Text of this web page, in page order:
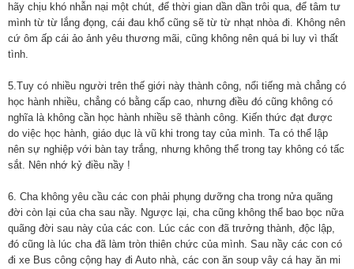
hãy chịu khó nhẫn nại một chút, để thời gian dần dần trôi qua, để tâm tư
mình từ từ lắng đọng, cái đau khổ cũng sẽ từ từ nhạt nhòa đi. Không nên
cứ ôm ấp cái ảo ảnh yêu thương mãi, cũng không nên quá bi luy vì thất
tình.
5.Tuy có nhiều người trên thế giới này thành công, nổi tiếng mà chẳng có
học hành nhiều, chẳng có bằng cấp cao, nhưng điều đó cũng không có
nghĩa là không cần học hành nhiều sẽ thành công. Kiến thức đạt được
do việc học hành, giáo dục là vũ khi trong tay của mình. Ta có thể lập
nên sự nghiệp với bàn tay trắng, nhưng không thể trong tay không có tấc
sắt. Nên nhớ kỷ điều nầy !
6. Cha không yêu cầu các con phải phụng dưỡng cha trong nửa quãng
đời còn lại của cha sau nầy. Ngược lại, cha cũng không thể bao bọc nữa
quãng đời sau này của các con. Lúc các con đã trưởng thành, độc lập,
đó cũng là lúc cha đã làm tròn thiên chức của mình. Sau nầy các con có
đi xe Bus công cộng hay đi Auto nhà, các con ăn soup vây cá hay ăn mi